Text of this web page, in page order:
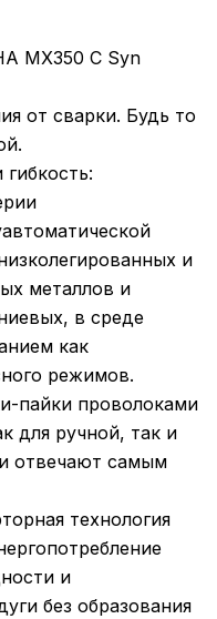
MX350 С Syn
от сварки. Будь то
и
металлов и
в среде
как
режимов.
пайки проволоками
для ручной, так и
отвечают самым
технология
и
без образования